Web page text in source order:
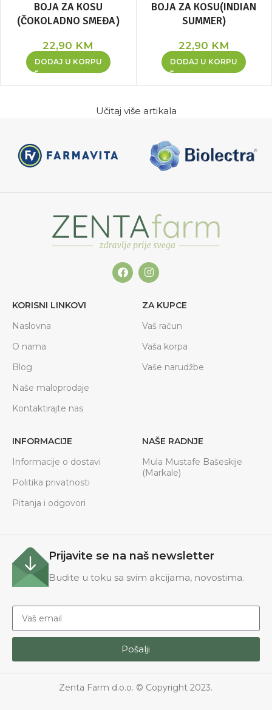
BOJA ZA KOSU
(ČOKOLADNO SMEĐA)
22,90 KM
DODAJ U KORPU
BOJA ZA KOSU(INDIAN
SUMMER)
22,90 KM
DODAJ U KORPU
Učitaj više artikala
KORISNI LINKOVI
Naslovna
O nama
Blog
Naše maloprodaje
Kontaktirajte nas
ZA KUPCE
Vaš račun
Vaša korpa
Vaše narudžbe
INFORMACIJE
Informacije o dostavi
Politika privatnosti
Pitanja i odgovori
NAŠE RADNJE
Mula Mustafe Bašeskije
(Markale)
Prijavite se na naš newsletter
Budite u toku sa svim akcijama, novostima.
Pošalji
Zenta Farm d.o.o. © Copyright 2023.